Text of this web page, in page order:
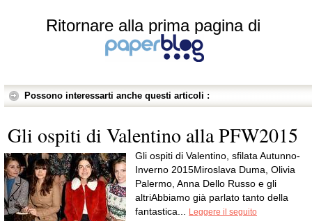
Ritornare alla prima pagina di
Possono interessarti anche questi articoli :
Gli ospiti di Valentino alla PFW2015
Gli ospiti di Valentino, sfilata Autunno-
Inverno 2015Miroslava Duma, Olivia
Palermo, Anna Dello Russo e gli
altriAbbiamo già parlato tanto della
fantastica...
Leggere il seguito